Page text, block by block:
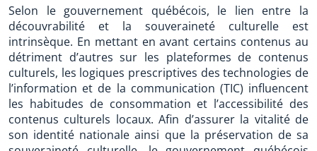
Selon le gouvernement québécois, le lien entre la
découvrabilité et la souveraineté culturelle est
intrinsèque. En mettant en avant certains contenus au
détriment d’autres sur les plateformes de contenus
culturels, les logiques prescriptives des technologies de
l’information et de la communication (TIC) influencent
les habitudes de consommation et l’accessibilité des
contenus culturels locaux. Afin d’assurer la vitalité de
son identité nationale ainsi que la préservation de sa